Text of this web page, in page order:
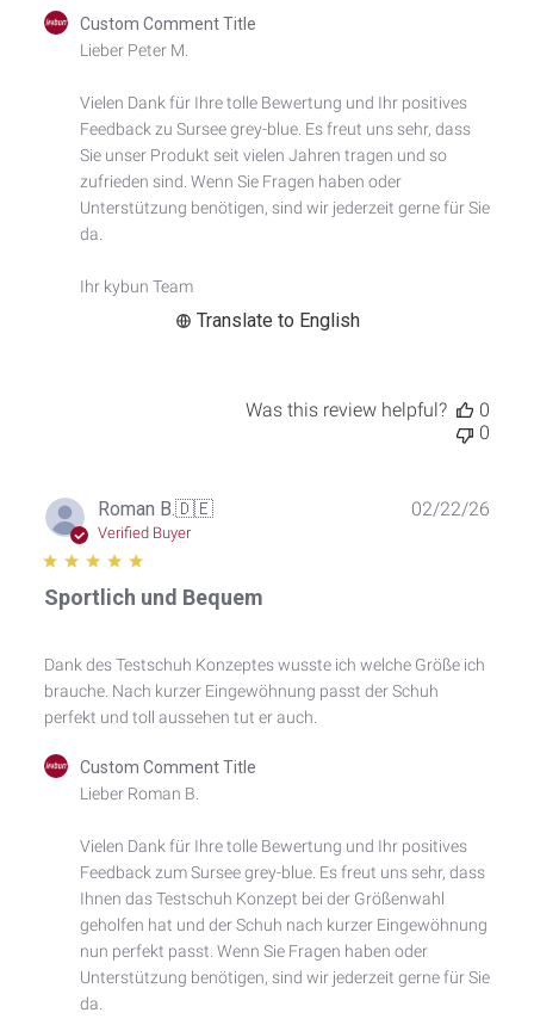
Comments
Review
Custom
Comment
Custom Comment Title
Lieber Peter M.
Vielen Dank für Ihre tolle Bewertung und Ihr positives
Feedback zu Sursee grey-blue. Es freut uns sehr, dass
Sie unser Produkt seit vielen Jahren tragen und so
zufrieden sind. Wenn Sie Fragen haben oder
Unterstützung benötigen, sind wir jederzeit gerne für Sie
da.
Ihr kybun Team
Translate to English
Was this review helpful?
0
0
Roman B. 🇩🇪
Verified Buyer
Sportlich und Bequem
Dank des Testschuh Konzeptes wusste ich welche Größe ich
brauche. Nach kurzer Eingewöhnung passt der Schuh
perfekt und toll aussehen tut er auch.
Comments
Review
Custom
Comment
Custom Comment Title
Lieber Roman B.
Vielen Dank für Ihre tolle Bewertung und Ihr positives
Feedback zum Sursee grey-blue. Es freut uns sehr, dass
Ihnen das Testschuh Konzept bei der Größenwahl
geholfen hat und der Schuh nach kurzer Eingewöhnung
nun perfekt passt. Wenn Sie Fragen haben oder
Unterstützung benötigen, sind wir jederzeit gerne für Sie
da.
02/22/26